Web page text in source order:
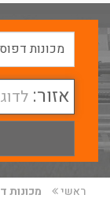
אזור:
ראשי מכונות